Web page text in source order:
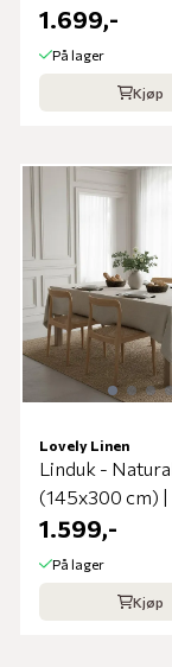
1.699,-
På lager
Kjøp
Lovely Linen
Linduk -
(145x300 cm)
Linen
1.599,-
På lager
Kjøp